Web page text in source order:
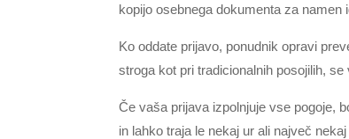
kopijo osebnega dokumenta za namen
Ko oddate prijavo, ponudnik opravi
stroga kot pri tradicionalnih posojilih,
Če vaša prijava izpolnjuje vse pogoje,
in lahko traja le nekaj ur ali največ nekaj